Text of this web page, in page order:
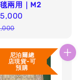
兩用｜M2
尼泊爾總
店現貨-可
預購